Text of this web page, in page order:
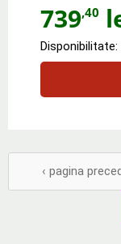
739,40
‹ pagina